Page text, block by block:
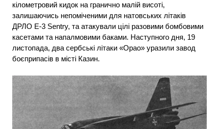
кілометровий кидок на гранично малій висоті,
залишаючись непоміченими для натовських літаків
ДРЛО Е-3 Sentry, та атакували цілі разовими бомбовими
касетами та напалмовими баками. Наступного дня, 19
листопада, два сербські літаки «Орао» уразили завод
боєприпасів в місті Казин.